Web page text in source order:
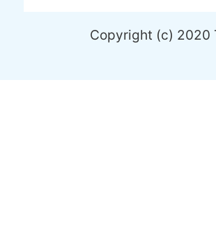
Copyright (c) 2020